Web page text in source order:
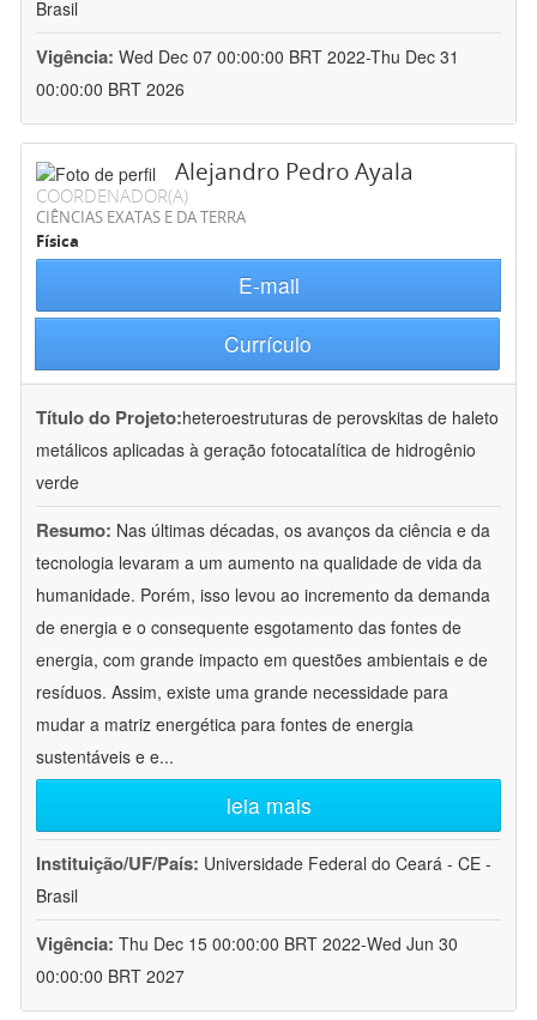
Brasil
Vigência: Wed Dec 07 00:00:00 BRT 2022-Thu Dec 31
00:00:00 BRT 2026
Alejandro Pedro Ayala
COORDENADOR(A)
CIÊNCIAS EXATAS E DA TERRA
Física
E-mail
Currículo
Título do Projeto:heteroestruturas de perovskitas de haleto
metálicos aplicadas à geração fotocatalítica de hidrogênio
verde
Resumo: Nas últimas décadas, os avanços da ciência e da
tecnologia levaram a um aumento na qualidade de vida da
humanidade. Porém, isso levou ao incremento da demanda
de energia e o consequente esgotamento das fontes de
energia, com grande impacto em questões ambientais e de
resíduos. Assim, existe uma grande necessidade para
mudar a matriz energética para fontes de energia
sustentáveis e e...
leia mais
Instituição/UF/País: Universidade Federal do Ceará - CE -
Brasil
Vigência: Thu Dec 15 00:00:00 BRT 2022-Wed Jun 30
00:00:00 BRT 2027